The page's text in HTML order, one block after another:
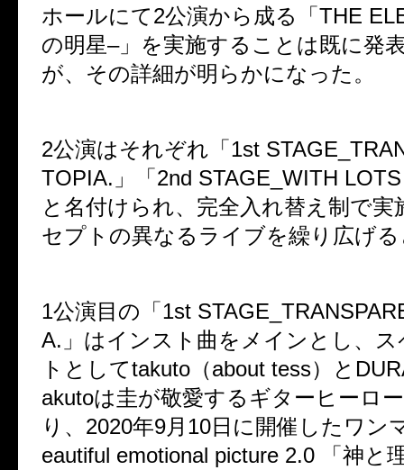
ホールにて2公演から成る「THE
の明星–」を実施することは既に発
が、その詳細が明らかになった。
2公演はそれぞれ「1st
TOPIA. 」「2nd STAGE_WITH
と名付けられ、完全入れ替え制で実
セプトの異なるライブを繰り広げ
1公演目の「1st
A. 」はインスト曲をメインとし、
トとしてtakuto （about tess）と
akutoは圭が敬愛するギターヒーロ
り、 2020年9月 10日に開催したワン
eautiful emotional picture 2.0
「神と